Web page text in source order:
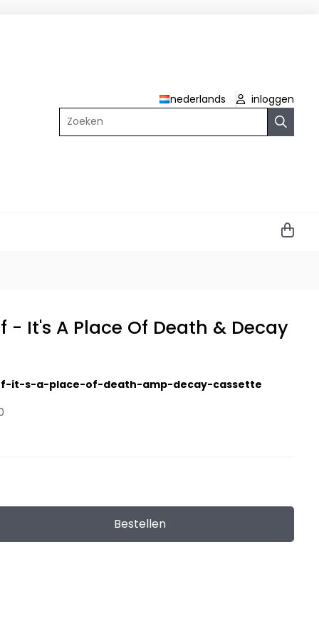
nederlands
inloggen
Zoeken
- It's A Place Of Death & Decay
it-s-a-place-of-death-amp-decay-cassette
Bestellen